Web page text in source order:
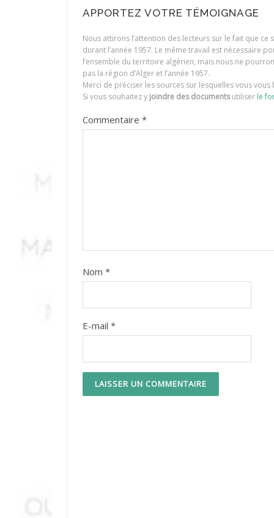
APPORTEZ VOTRE TÉMOIGNAGE
Nous attirons l’attention des lecteurs sur le fait que
durant l’année 1957. Le même travail est nécessaire
l’ensemble du territoire algérien, mais nous ne
pas la région d’Alger et l’année 1957.
Merci de préciser les sources sur lesquelles vous vous
Si vous souhaitez y joindre des documentsutiliser le
Commentaire *
Nom *
E-mail *